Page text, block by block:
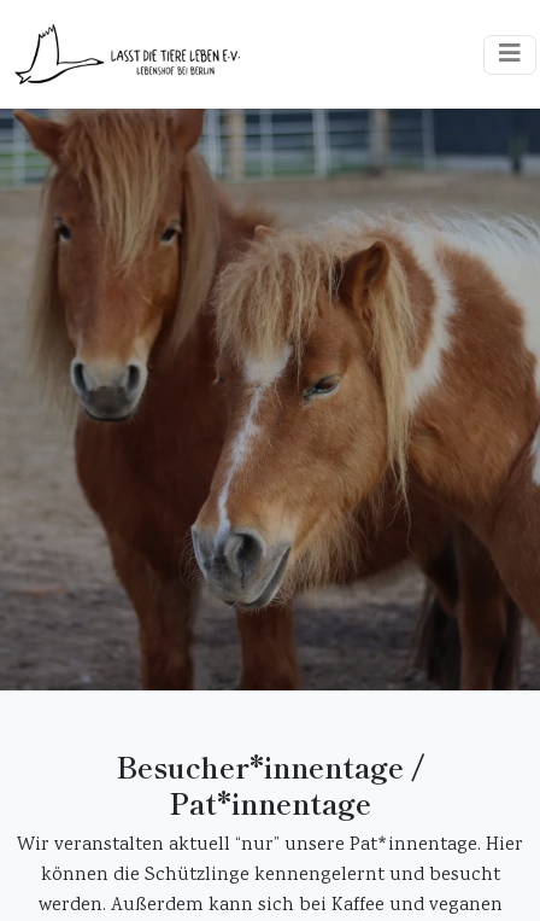
Besucher*innentage /
Pat*innentage
Wir veranstalten aktuell “nur” unsere Pat*innentage. Hier
können die Schützlinge kennengelernt und besucht
werden. Außerdem kann sich bei Kaffee und veganen